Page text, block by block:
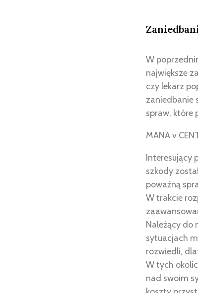
W
największe
czy lekarz
zaniedbanie
spraw, które
MANA v
Interesujący
szkody
poważną
W trakcie
Należący do
sytuacjach
rozwiedli,
W tych
nad swoim